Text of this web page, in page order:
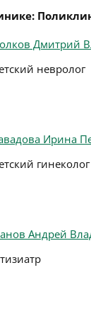
Дмитрий
невролог
Ирина
гинеколог
Андрей